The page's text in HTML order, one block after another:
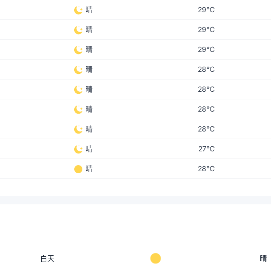
晴 29℃
晴 29℃
晴 29℃
晴 28℃
晴 28℃
晴 28℃
晴 28℃
晴 27℃
晴 28℃
白天 晴